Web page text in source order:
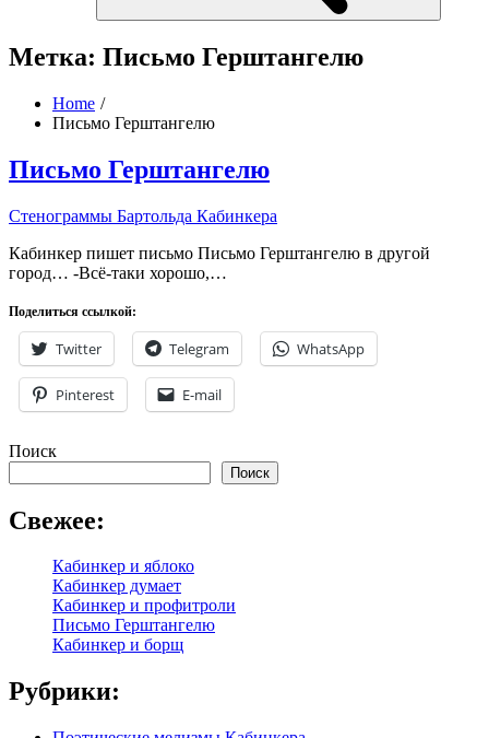
Метка: Письмо Герштангелю
Home
Письмо Герштангелю
Письмо Герштангелю
Стенограммы Бартольда Кабинкера
Кабинкер пишет письмо Письмо Герштангелю в другой
город… -Всё-таки хорошо,…
Поделиться ссылкой:
Twitter Telegram WhatsApp
Pinterest E-mail
Поиск
Поиск
Свежее:
Кабинкер и яблоко
Кабинкер думает
Кабинкер и профитроли
Письмо Герштангелю
Кабинкер и борщ
Рубрики: